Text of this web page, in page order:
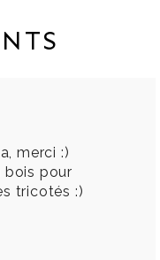
merci :)
bois pour
tricotés :)